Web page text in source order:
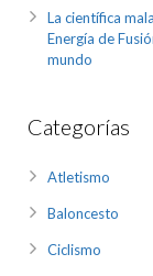
La científica
Energía de
mundo
Categorías
Atletismo
Baloncesto
Ciclismo